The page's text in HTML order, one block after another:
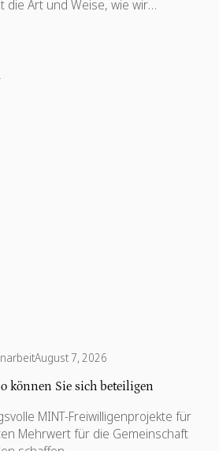
die Art und Weise, wie wir
definiert, aber es hat nichts an
wir uns am meisten sehnen: echte
Hier machen virtuelle
entscheidenden Unterschied.
August 7, 2026
können Sie sich beteiligen
MINT-Freiwilligenprojekte für
Mehrwert für die Gemeinschaft